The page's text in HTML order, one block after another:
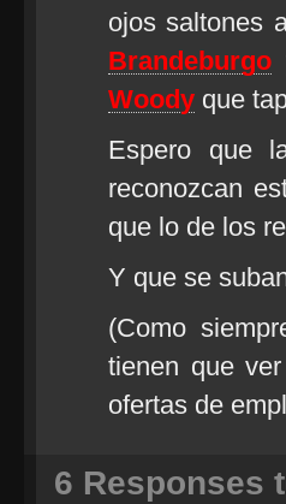
ojos saltones
Brandeburgo
Woody que
Espero que
reconozcan
que lo de los
Y que se
(Como
tienen que
ofertas de
6 Responses